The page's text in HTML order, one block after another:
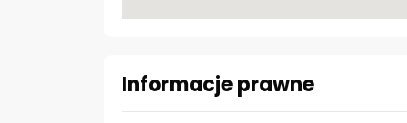
Informacje prawne